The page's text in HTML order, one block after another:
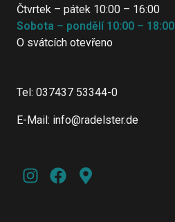
Čtvrtek – pátek 10:00 – 16:00
Sobota – pondělí 10:00 – 18:00
O svátcích otevřeno
Tel: 037437 53344-0
E-Mail: info@radelster.de